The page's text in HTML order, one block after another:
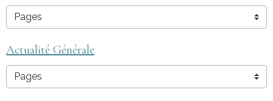
Actualité Générale